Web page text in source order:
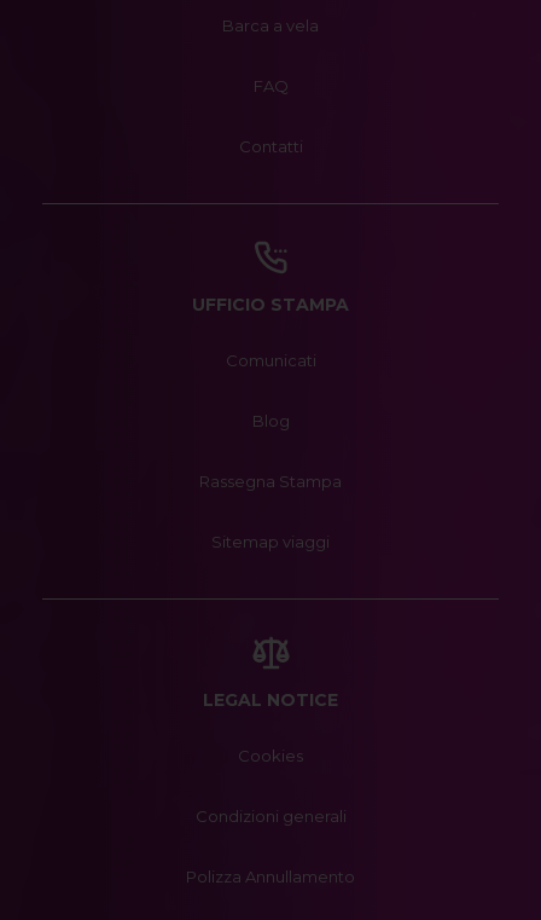
Barca a vela
FAQ
Contatti
UFFICIO STAMPA
Comunicati
Blog
Rassegna Stampa
Sitemap viaggi
LEGAL NOTICE
Cookies
Condizioni generali
Polizza Annullamento